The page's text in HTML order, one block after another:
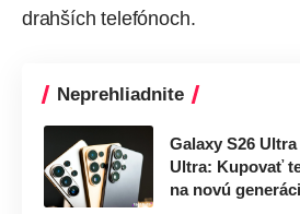
drahších telefónoch.
Neprehliadnite
Galaxy S26
Ultra: Kupovať
na novú